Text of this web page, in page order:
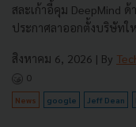
สละเก้าอี้คุม DeepMind
ประกาศลาออกตั้งบริษัทใ
สิงหาคม 6, 2026 | By
0
News google Jeff Dean